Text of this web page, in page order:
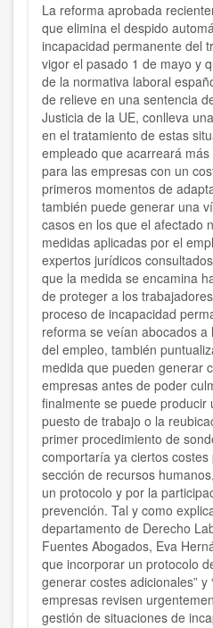
La reforma aprobada
que elimina el despido
incapacidad permanente del
vigor el pasado 1 de mayo y
de la normativa laboral
de relieve en una sentencia
Justicia de la UE, conlleva
en el tratamiento de estas
empleado que acarreará
para las empresas con un
primeros momentos de
también puede generar una
casos en los que el afectado
medidas aplicadas por el
expertos jurídicos
que la medida se encamina
de proteger a los
proceso de incapacidad
reforma se veían abocados
del empleo, también
medida que pueden generar
empresas antes de poder
finalmente se puede producir
puesto de trabajo o la
primer procedimiento de
comportaría ya ciertos
sección de recursos
un protocolo y por la
prevención. Tal y como
departamento de Derecho
Fuentes Abogados, Eva
que incorporar un protocolo
generar costes adicionales”
empresas revisen
gestión de situaciones de